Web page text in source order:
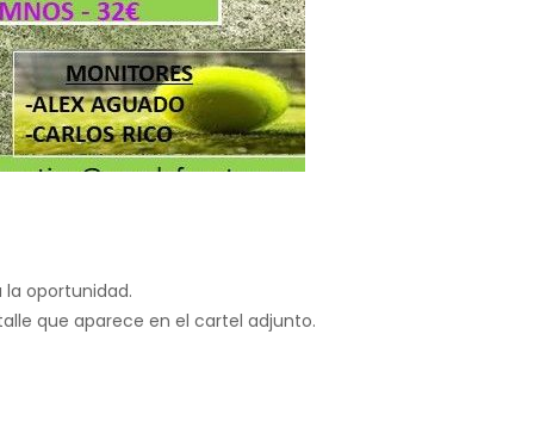
oportunidad.
que aparece en el cartel adjunto.